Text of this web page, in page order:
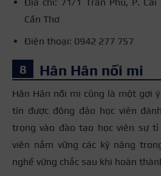
Cần Thơ
Điện thoại: 0942 277 757
Hân Hân nối mi
Hân Hân nối mi cũng là một gợi
tín được đông đảo học viên
trọng vào đào tạo học viên sự
viên nắm vững các kỹ năng
nghề vững chắc sau khi hoàn